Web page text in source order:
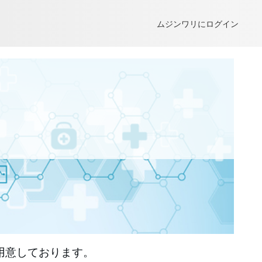
ムジンワリにログイン
しております。